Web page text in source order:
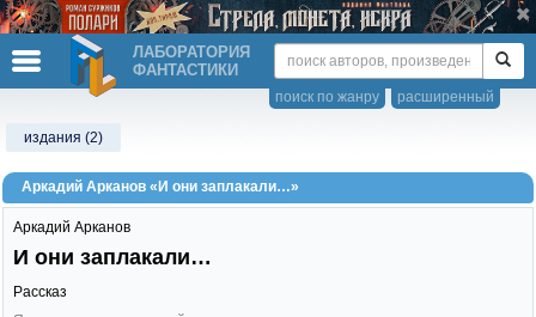
ЛАБОРАТОРИЯ
ФАНТАСТИКИ
расширенный
поиск по жанру
издания (2)
Аркадий Арканов «И они заплакали…»
Аркадий Арканов
И они заплакали…
Рассказ